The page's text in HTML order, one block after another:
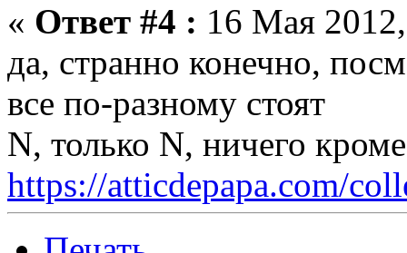
« Ответ #4 : 16 Мая
да, странно конечно,
все по-разному стоят
N, только N, ничего
https://atticdepapa.com/